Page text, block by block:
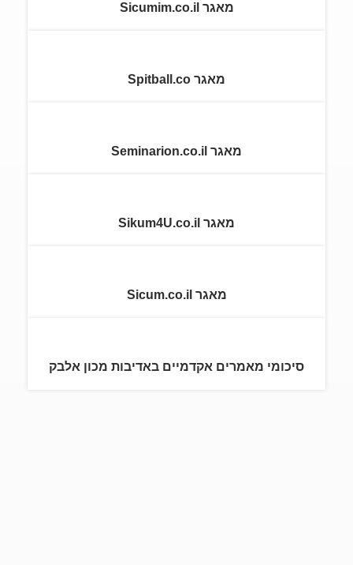
מאגר Sicumim.co.il
מאגר Spitball.co
מאגר Seminarion.co.il
מאגר Sikum4U.co.il
מאגר Sicum.co.il
סיכומי מאמרים אקדמיים באדיבות מכון אלבק